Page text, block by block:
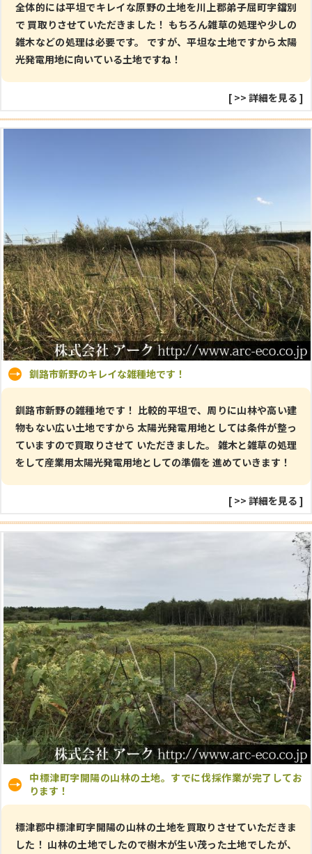
全体的には平坦でキレイな原野の土地を川上郡弟子屈町字鐺別
で 買取りさせていただきました！ もちろん雑草の処理や少しの
雑木などの処理は必要です。 ですが、平坦な土地ですから太陽
光発電用地に向いている土地ですね！
[ >> 詳細を見る ]
釧路市新野のキレイな雑種地です！
釧路市新野の雑種地です！ 比較的平坦で、周りに山林や高い建
物もない広い土地ですから 太陽光発電用地としては条件が整っ
ていますので買取りさせて いただきました。 雑木と雑草の処理
をして産業用太陽光発電用地としての準備を 進めていきます！
[ >> 詳細を見る ]
中標津町字開陽の山林の土地。すでに伐採作業が完了してお
ります！
標津郡中標津町字開陽の山林の土地を買取りさせていただきま
した！ 山林の土地でしたので樹木が生い茂った土地でしたが、